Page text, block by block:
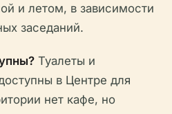
и летом, в зависимости
заседаний.
Туалеты и
в Центре для
нет кафе, но